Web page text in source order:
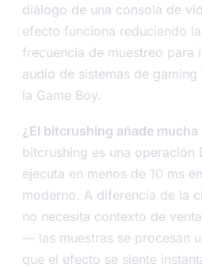
diálogo de una consola de
efecto funciona reduciendo
frecuencia de muestreo para
audio de sistemas de
la Game Boy.
¿El bitcrushing añade mucha
bitcrushing es una operación
ejecuta en menos de 10 ms
moderno. A diferencia de la
no necesita contexto de
— las muestras se procesan
que el efecto se siente